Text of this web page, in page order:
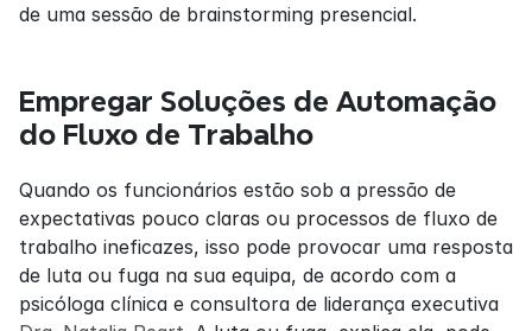
de uma sessão de brainstorming presencial.
Empregar Soluções de Automação
do Fluxo de Trabalho
Quando os funcionários estão sob a pressão de
expectativas pouco claras ou processos de fluxo de
trabalho ineficazes, isso pode provocar uma resposta
de luta ou fuga na sua equipa, de acordo com a